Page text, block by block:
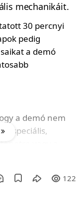
mechanikáit.
30 percnyi
pedig
a demó
a demó nem
speciális,
vagy a
122